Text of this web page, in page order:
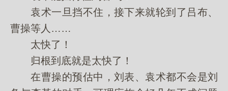
袁术一旦挡不住，接下来就轮到了吕布、
曹操等人……
太快了！
归根到底就是太快了！
在曹操的预估中，刘表、袁术都不会是刘